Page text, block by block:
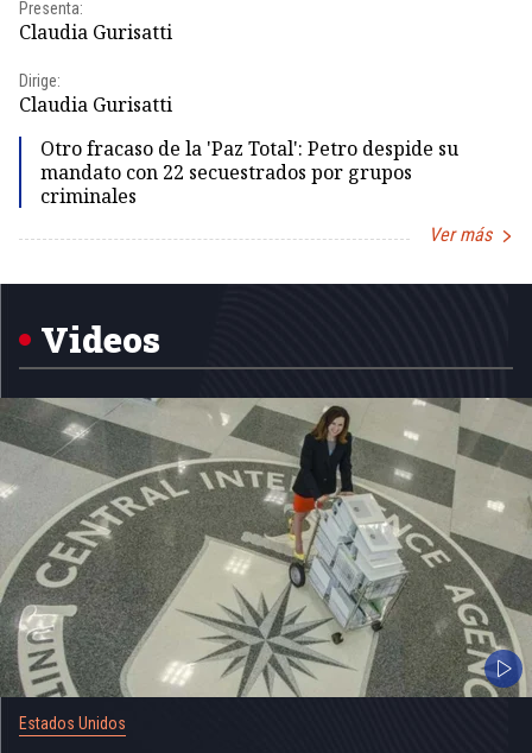
Presenta:
Claudia Gurisatti
Dirige:
Claudia Gurisatti
Otro fracaso de la 'Paz Total': Petro despide su
mandato con 22 secuestrados por grupos
criminales
Ver más
1
Videos
Estados Unidos